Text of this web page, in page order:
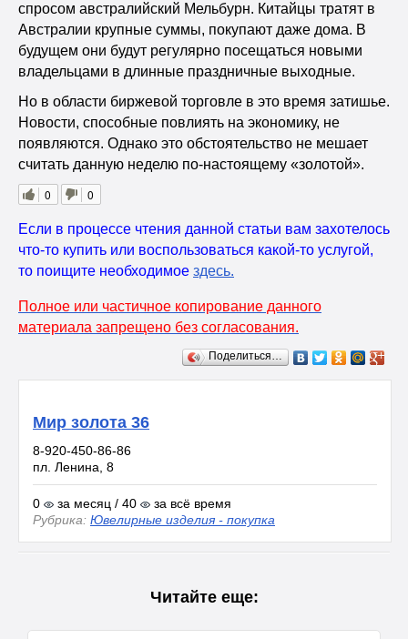
спросом австралийский Мельбурн. Китайцы тратят в
Австралии крупные суммы, покупают даже дома. В
будущем они будут регулярно посещаться новыми
владельцами в длинные праздничные выходные.
Но в области биржевой торговле в это время затишье.
Новости, способные повлиять на экономику, не
появляются. Однако это обстоятельство не мешает
считать данную неделю по-настоящему «золотой».
0
0
Если в процессе чтения данной статьи вам захотелось
что-то купить или воспользоваться какой-то услугой,
то поищите необходимое здесь.
Полное или частичное копирование данного
материала запрещено без согласования.
Поделиться…
Мир золота 36
8-920-450-86-86
пл. Ленина, 8
0 за месяц / 40
за всё время
Рубрика: Ювелирные изделия - покупка
Читайте еще: